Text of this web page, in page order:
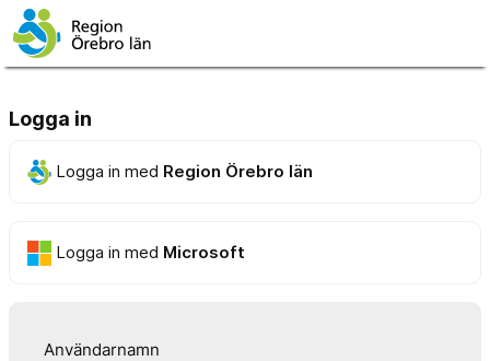
Logga in
Logga in med Region Örebro län
Logga in med Microsoft
Användarnamn